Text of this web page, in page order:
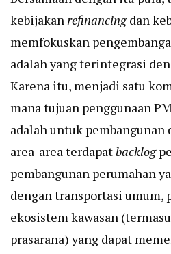
kebijakanrefinancingdan
memfokuskan
adalah yang terintegrasi
Karena itu, menjadi satu
mana tujuan penggunaan
adalah untuk pembangunan
area-area terdapatbacklog
pembangunan perumahan
dengan transportasi umum,
ekosistem kawasan
prasarana) yang dapat